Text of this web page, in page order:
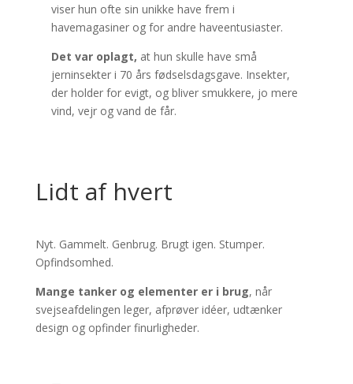
viser hun ofte sin unikke have frem i
havemagasiner og for andre haveentusiaster.
Det var oplagt, at hun skulle have små
jerninsekter i 70 års fødselsdagsgave. Insekter,
der holder for evigt, og bliver smukkere, jo mere
vind, vejr og vand de får.
Lidt af hvert
Nyt. Gammelt. Genbrug. Brugt igen. Stumper.
Opfindsomhed.
Mange tanker og elementer er i brug, når
svejseafdelingen leger, afprøver idéer, udtænker
design og opfinder finurligheder.